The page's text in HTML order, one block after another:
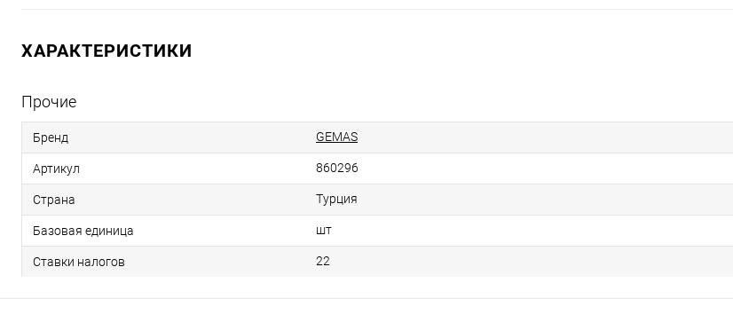
ХАРАКТЕРИСТИКИ
Прочие
Бренд GEMAS
Артикул 860296
Страна Турция
Базовая единица шт
Ставки налогов 22